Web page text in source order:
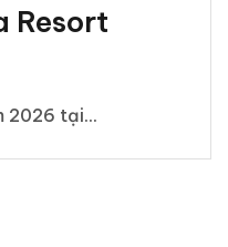
Resort
2026 tại...